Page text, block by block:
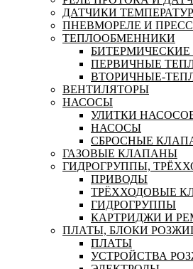
ДАТЧИКИ
ПНЕВМОРЕЛЕ И
ТЕПЛООБМЕННИКИ
ПЕРВИЧНЫЕ
ВТОРИЧНЫЕ-
ВЕНТИЛЯТОРЫ
НАСОСЫ
УЛИТКИ
НАСОСЫ
СБРОСНЫЕ
ГАЗОВЫЕ КЛАПАНЫ
ГИДРОГРУППЫ,
ПРИВОДЫ
ТРЁХХОДОВЫЕ
ГИДРОГРУППЫ
КАРТРИДЖИ И
ПЛАТЫ, БЛОКИ
ПЛАТЫ
УСТРОЙСТВА